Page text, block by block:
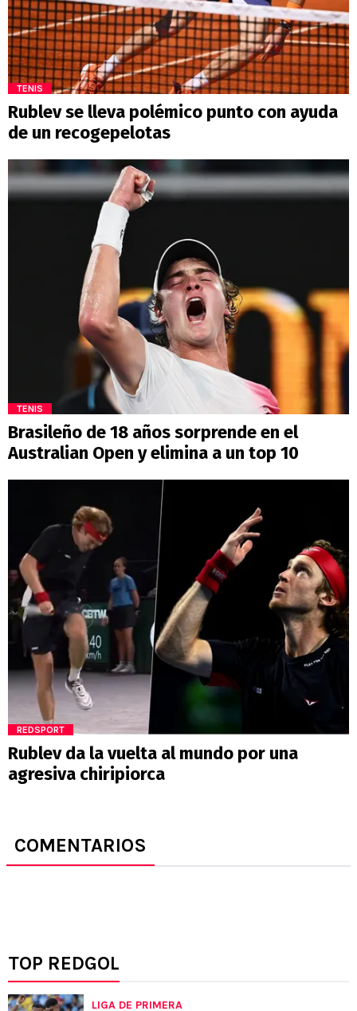
TENIS
Rublev se lleva polémico punto con ayuda
de un recogepelotas
TENIS
Brasileño de 18 años sorprende en el
Australian Open y elimina a un top 10
REDSPORT
Rublev da la vuelta al mundo por una
agresiva chiripiorca
COMENTARIOS
TOP REDGOL
LIGA DE PRIMERA